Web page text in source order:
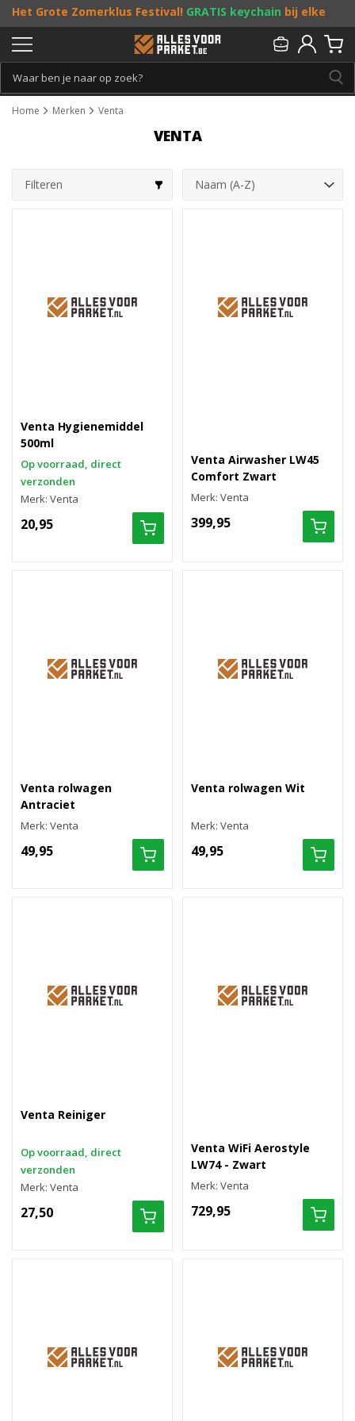
Het Grote Zomerklus Festival! GRATIS keychain bij elke
bestelling vanaf €25, entoffe acties! Doe je mee?
Persoonlijk & gratis advies:013 - 207 00 01
Home Merken Venta
VENTA
Filteren
Venta Hygienemiddel
500ml
Op voorraad, direct
verzonden
Merk: Venta
20,95
Venta Airwasher LW45
Comfort Zwart
Merk: Venta
399,95
Venta rolwagen
Antraciet
Merk: Venta
49,95
Venta rolwagen Wit
Merk: Venta
49,95
Venta Reiniger
Op voorraad, direct
verzonden
Merk: Venta
27,50
Venta WiFi Aerostyle
LW74 - Zwart
Merk: Venta
729,95